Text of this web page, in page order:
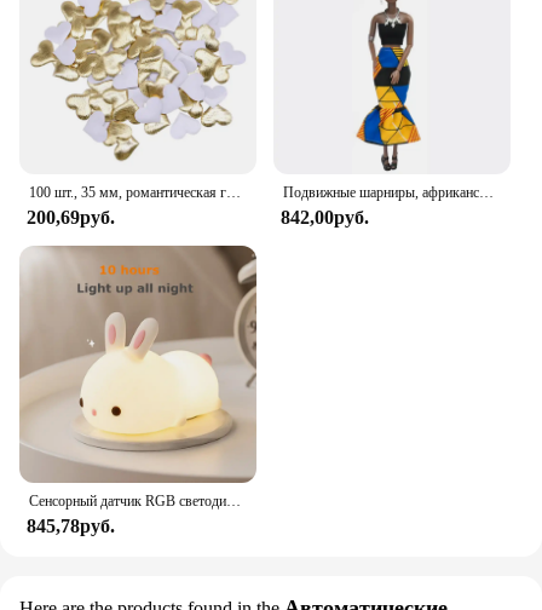
100 шт., 35 мм, романтическая губка, атласная ткань, лепестки в форме сердца, свадебные конфетти, настольная кровать, лепестки в форме сердца, свадебное украшение на день Святого Валентина
200,69руб.
Подвижные шарниры, африканская черная кукла для американских кукол, аксессуары, тело Nudy с одеждой для Барби, игрушка для девочки, ролевая детская игрушка, подарок
842,00руб.
Сенсорный датчик RGB светодиодный ночник с кроликом, 16 цветов, USB перезаряжаемая силиконовая лампа в виде кролика для детей, детские игрушки, подарок на фестиваль
845,78руб.